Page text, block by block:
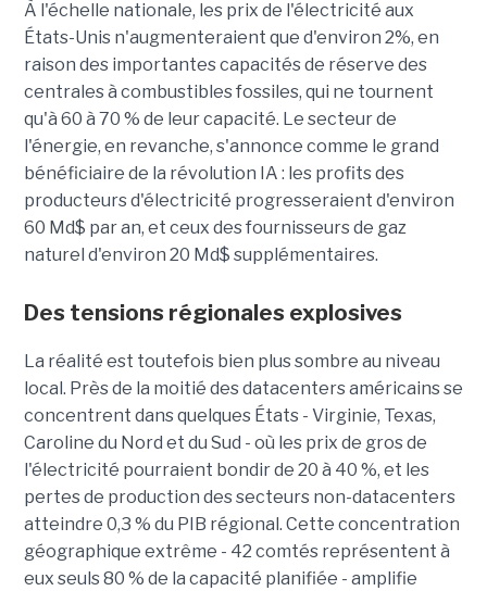
À l'échelle nationale, les prix de l'électricité aux
États-Unis n'augmenteraient que d'environ 2%, en
raison des importantes capacités de réserve des
centrales à combustibles fossiles, qui ne tournent
qu'à 60 à 70 % de leur capacité. Le secteur de
l'énergie, en revanche, s'annonce comme le grand
bénéficiaire de la révolution IA : les profits des
producteurs d'électricité progresseraient d'environ
60 Md$ par an, et ceux des fournisseurs de gaz
naturel d'environ 20 Md$ supplémentaires.
Des tensions régionales explosives
La réalité est toutefois bien plus sombre au niveau
local. Près de la moitié des datacenters américains se
concentrent dans quelques États - Virginie, Texas,
Caroline du Nord et du Sud - où les prix de gros de
l'électricité pourraient bondir de 20 à 40 %, et les
pertes de production des secteurs non-datacenters
atteindre 0,3 % du PIB régional. Cette concentration
géographique extrême - 42 comtés représentent à
eux seuls 80 % de la capacité planifiée - amplifie